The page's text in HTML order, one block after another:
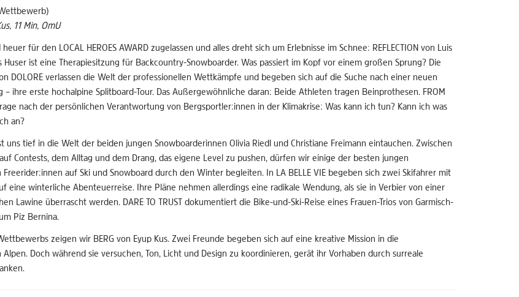
11 Min, OmU
für den LOCAL HEROES AWARD zugelassen und alles dreht sich um Erlebnisse im Schnee: REFLECTION von Luis
Huser ist eine Therapiesitzung für Backcountry-Snowboarder. Was passiert im Kopf vor einem großen Sprung? Die
DOLORE verlassen die Welt der professionellen Wettkämpfe und begeben sich auf die Suche nach einer neuen
– ihre erste hochalpine Splitboard-Tour. Das Außergewöhnliche daran: Beide Athleten tragen Beinprothesen. FROM
nach der persönlichen Verantwortung von Bergsportler:innen in der Klimakrise: Was kann ich tun? Kann ich was
an?
uns tief in die Welt der beiden jungen Snowboarderinnen Olivia Riedl und Christiane Freimann eintauchen. Zwischen
Contests, dem Alltag und dem Drang, das eigene Level zu pushen, dürfen wir einige der besten jungen
auf Ski und Snowboard durch den Winter begleiten. In LA BELLE VIE begeben sich zwei Skifahrer mit
eine winterliche Abenteuerreise. Ihre Pläne nehmen allerdings eine radikale Wendung, als sie in Verbier von einer
Lawine überrascht werden. DARE TO TRUST dokumentiert die Bike-und-Ski-Reise eines Frauen-Trios von Garmisch-
Piz Bernina.
zeigen wir BERG von Eyup Kus. Zwei Freunde begeben sich auf eine kreative Mission in die
Doch während sie versuchen, Ton, Licht und Design zu koordinieren, gerät ihr Vorhaben durch surreale